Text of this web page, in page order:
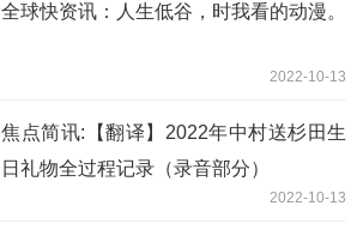
全球快资讯：人生低谷，时我看的动漫。
2022-10-13
焦点简讯:【翻译】2022年中村送杉田生
日礼物全过程记录（录音部分）
2022-10-13